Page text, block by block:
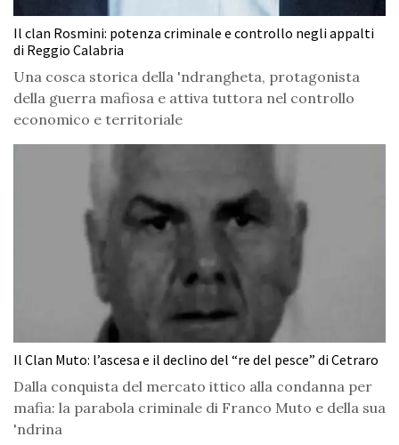
Il clan Rosmini: potenza criminale e controllo negli appalti
di Reggio Calabria
Una cosca storica della 'ndrangheta, protagonista
della guerra mafiosa e attiva tuttora nel controllo
economico e territoriale
Il Clan Muto: l’ascesa e il declino del “re del pesce” di Cetraro
Dalla conquista del mercato ittico alla condanna per
mafia: la parabola criminale di Franco Muto e della sua
'ndrina